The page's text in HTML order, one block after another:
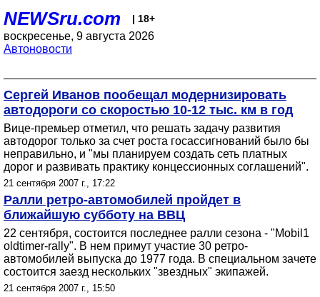
NEWSru.com | 18+
воскресенье, 9 августа 2026
Автоновости
Сергей Иванов пообещал модернизировать
автодороги со скоростью 10-12 тыс. км в год
Вице-премьер отметил, что решать задачу развития
автодорог только за счет роста госассигнований было бы
неправильно, и "мы планируем создать сеть платных
дорог и развивать практику концессионных соглашений".
21 сентября 2007 г., 17:22
Ралли ретро-автомобилей пройдет в
ближайшую субботу на ВВЦ
22 сентября, состоится последнее ралли сезона - "Mobil1
oldtimer-rally". В нем примут участие 30 ретро-
автомобилей выпуска до 1977 года. В специальном зачете
состоится заезд нескольких "звездных" экипажей.
21 сентября 2007 г., 15:50